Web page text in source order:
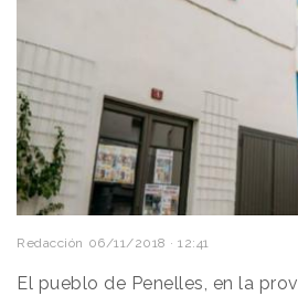
Redacción 06/11/2018 · 12:41
El pueblo de Penelles, en la